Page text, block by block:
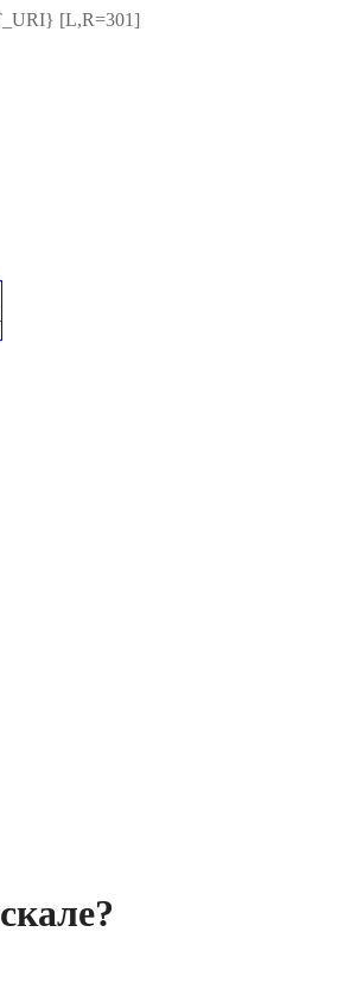
[L,R=301]